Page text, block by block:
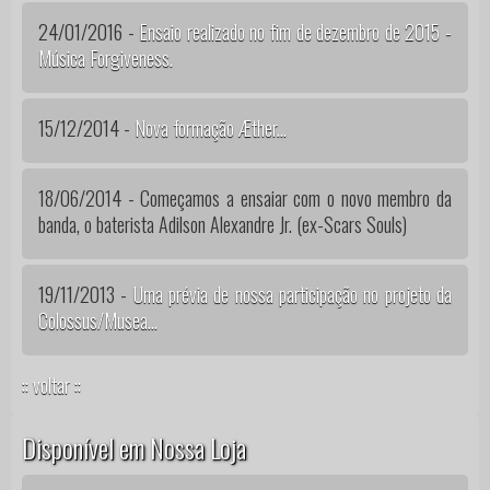
24/01/2016 - Ensaio realizado no fim de dezembro de 2015 -
Música Forgiveness.
15/12/2014 - Nova formação Æther...
18/06/2014 - Começamos a ensaiar com o novo membro da
banda, o baterista Adilson Alexandre Jr. (ex-Scars Souls)
19/11/2013 - Uma prévia de nossa participação no projeto da
Colossus/Musea...
:: voltar ::
Disponível em Nossa Loja